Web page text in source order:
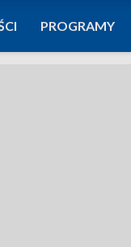
PROGRAMY